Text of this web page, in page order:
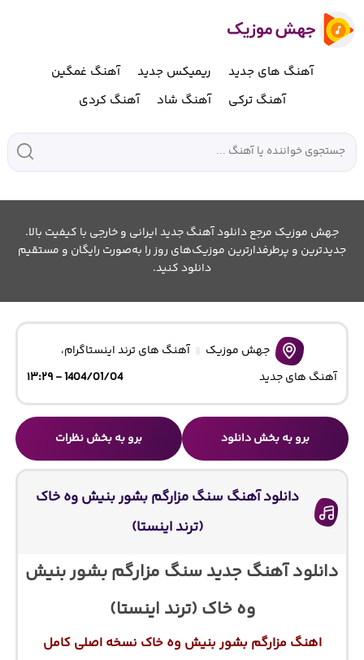
آهنگ های جدید ریمیکس جدید
آهنگ غمگین
آهنگ ترکی
آهنگ شاد آهنگ کردی
جهش موزیک مرجع دانلود آهنگ جدید ایرانی و خارجی با کیفیت بالا.
جدیدترین و پرطرفدارترین موزیک‌های روز را به‌صورت رایگان و مستقیم
دانلود کنید.
جهش موزیک آهنگ های ترند اینستاگرام،
آهنگ های جدید
1404/01/04 - ۱۳:۲۹
برو به بخش دانلود برو به بخش نظرات
دانلود آهنگ سنگ مزارگم بشور بنیش وه خاک
(ترند اینستا)
دانلود آهنگ جدید سنگ مزارگم بشور بنیش
وه خاک (ترند اینستا)
اهنگ مزارگم بشور بنیش وه خاک نسخه اصلی کامل